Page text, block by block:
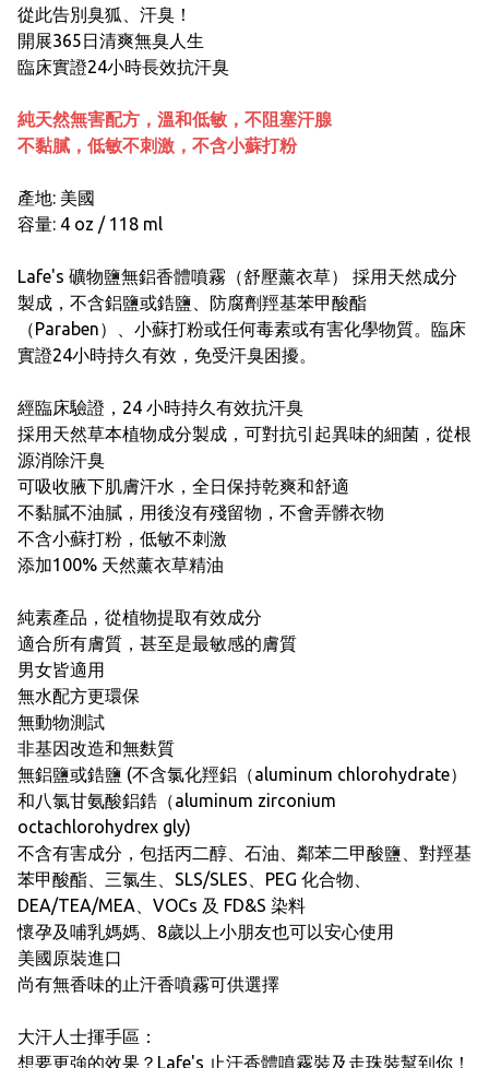
從此告別臭狐、汗臭！
開展365日清爽無臭人生
臨床實證24小時長效抗汗臭
純天然無害配方，溫和低敏，不阻塞汗腺
不黏膩，低敏不刺激，不含小蘇打粉
產地: 美國
容量: 4 oz / 118 ml
Lafe's 礦物鹽無鋁香體噴霧（舒壓薰衣草） 採用天然成分
製成，不含鋁鹽或鋯鹽、防腐劑羥基苯甲酸酯
（Paraben）、小蘇打粉或任何毒素或有害化學物質。臨床
實證24小時持久有效，免受汗臭困擾。
經臨床驗證，24 小時持久有效抗汗臭
採用天然草本植物成分製成，可對抗引起異味的細菌，從根
源消除汗臭
可吸收腋下肌膚汗水，全日保持乾爽和舒適
不黏膩不油膩，用後沒有殘留物，不會弄髒衣物
不含小蘇打粉，低敏不刺激
添加100% 天然薰衣草精油
純素產品，從植物提取有效成分
適合所有膚質，甚至是最敏感的膚質
男女皆適用
無水配方更環保
無動物測試
非基因改造和無麩質
無鋁鹽或鋯鹽 (不含氯化羥鋁（aluminum chlorohydrate）
和八氯甘氨酸鋁鋯（aluminum zirconium
octachlorohydrex gly)
不含有害成分，包括丙二醇、石油、鄰苯二甲酸鹽、對羥基
苯甲酸酯、三氯生、SLS/SLES、PEG 化合物、
DEA/TEA/MEA、VOCs 及 FD&S 染料
懷孕及哺乳媽媽、8歲以上小朋友也可以安心使用
美國原裝進口
尚有無香味的止汗香噴霧可供選擇
大汗人士揮手區：
想要更強的效果？Lafe's 止汗香體噴霧裝及走珠裝幫到你！